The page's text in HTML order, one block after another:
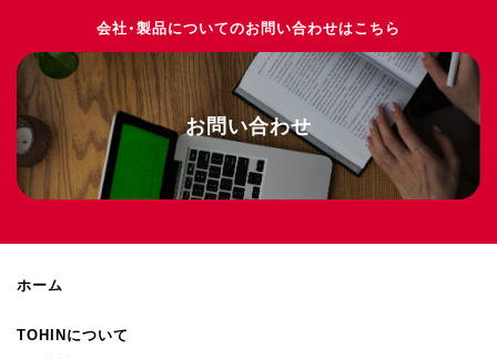
会社・製品についてのお問い合わせはこちら
お問い合わせ
ホーム
TOHINについて